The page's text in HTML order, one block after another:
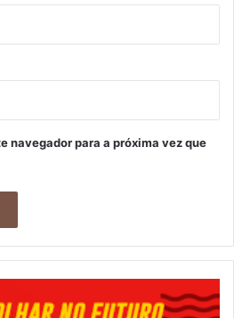
navegador para a próxima vez que